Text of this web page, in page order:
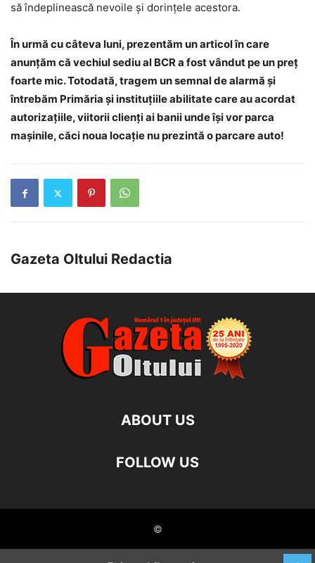
să îndeplinească nevoile și dorințele acestora.
În urmă cu câteva luni, prezentăm un articol în care
anunțăm că vechiul sediu al BCR a fost vândut pe un preț
foarte mic. Totodată, tragem un semnal de alarmă și
întrebăm Primăria și instituțiile abilitate care au acordat
autorizațiile, viitorii clienți ai banii unde își vor parca
mașinile, căci noua locație nu prezintă o parcare auto!
Gazeta Oltului Redactia
ABOUT US
FOLLOW US
©